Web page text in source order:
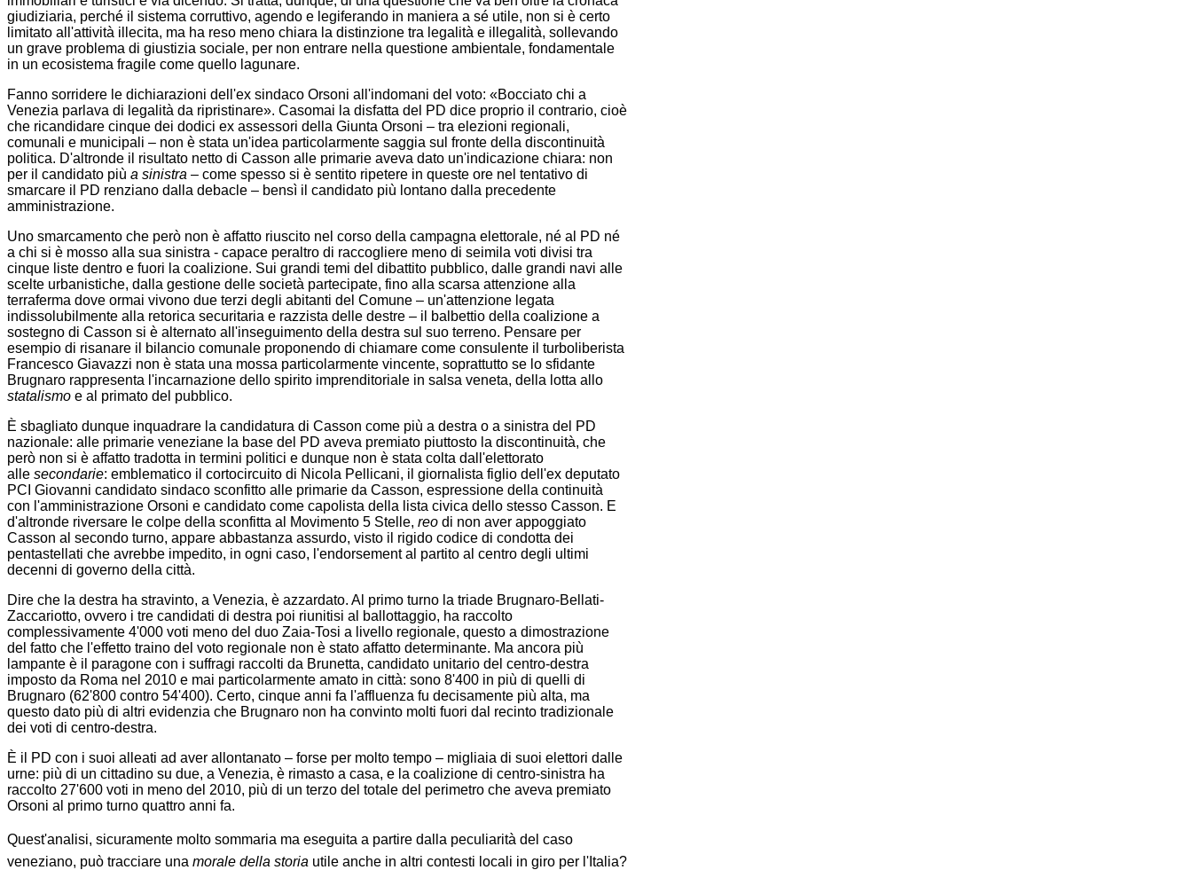
giudiziaria, perché il sistema corruttivo, agendo e legiferando in maniera a sé utile, non si è certo
limitato all'attività illecita, ma ha reso meno chiara la distinzione tra legalità e illegalità, sollevando
un grave problema di giustizia sociale, per non entrare nella questione ambientale, fondamentale
in un ecosistema fragile come quello lagunare.
Fanno sorridere le dichiarazioni dell'ex sindaco Orsoni all'indomani del voto: «Bocciato chi a
Venezia parlava di legalità da ripristinare». Casomai la disfatta del PD dice proprio il contrario, cioè
che ricandidare cinque dei dodici ex assessori della Giunta Orsoni – tra elezioni regionali,
comunali e municipali – non è stata un'idea particolarmente saggia sul fronte della discontinuità
politica. D'altronde il risultato netto di Casson alle primarie aveva dato un'indicazione chiara: non
per il candidato più a sinistra – come spesso si è sentito ripetere in queste ore nel tentativo di
smarcare il PD renziano dalla debacle – bensì il candidato più lontano dalla precedente
amministrazione.
Uno smarcamento che però non è affatto riuscito nel corso della campagna elettorale, né al PD né
a chi si è mosso alla sua sinistra - capace peraltro di raccogliere meno di seimila voti divisi tra
cinque liste dentro e fuori la coalizione. Sui grandi temi del dibattito pubblico, dalle grandi navi alle
scelte urbanistiche, dalla gestione delle società partecipate, fino alla scarsa attenzione alla
terraferma dove ormai vivono due terzi degli abitanti del Comune – un'attenzione legata
indissolubilmente alla retorica securitaria e razzista delle destre – il balbettio della coalizione a
sostegno di Casson si è alternato all'inseguimento della destra sul suo terreno. Pensare per
esempio di risanare il bilancio comunale proponendo di chiamare come consulente il turboliberista
Francesco Giavazzi non è stata una mossa particolarmente vincente, soprattutto se lo sfidante
Brugnaro rappresenta l'incarnazione dello spirito imprenditoriale in salsa veneta, della lotta allo
statalismo e al primato del pubblico.
È sbagliato dunque inquadrare la candidatura di Casson come più a destra o a sinistra del PD
nazionale: alle primarie veneziane la base del PD aveva premiato piuttosto la discontinuità, che
però non si è affatto tradotta in termini politici e dunque non è stata colta dall'elettorato
alle secondarie: emblematico il cortocircuito di Nicola Pellicani, il giornalista figlio dell'ex deputato
PCI Giovanni candidato sindaco sconfitto alle primarie da Casson, espressione della continuità
con l'amministrazione Orsoni e candidato come capolista della lista civica dello stesso Casson. E
d'altronde riversare le colpe della sconfitta al Movimento 5 Stelle, reo di non aver appoggiato
Casson al secondo turno, appare abbastanza assurdo, visto il rigido codice di condotta dei
pentastellati che avrebbe impedito, in ogni caso, l'endorsement al partito al centro degli ultimi
decenni di governo della città.
Dire che la destra ha stravinto, a Venezia, è azzardato. Al primo turno la triade Brugnaro-Bellati-
Zaccariotto, ovvero i tre candidati di destra poi riunitisi al ballottaggio, ha raccolto
complessivamente 4'000 voti meno del duo Zaia-Tosi a livello regionale, questo a dimostrazione
del fatto che l'effetto traino del voto regionale non è stato affatto determinante. Ma ancora più
lampante è il paragone con i suffragi raccolti da Brunetta, candidato unitario del centro-destra
imposto da Roma nel 2010 e mai particolarmente amato in città: sono 8'400 in più di quelli di
Brugnaro (62'800 contro 54'400). Certo, cinque anni fa l'affluenza fu decisamente più alta, ma
questo dato più di altri evidenzia che Brugnaro non ha convinto molti fuori dal recinto tradizionale
dei voti di centro-destra.
È il PD con i suoi alleati ad aver allontanato – forse per molto tempo – migliaia di suoi elettori dalle
urne: più di un cittadino su due, a Venezia, è rimasto a casa, e la coalizione di centro-sinistra ha
raccolto 27'600 voti in meno del 2010, più di un terzo del totale del perimetro che aveva premiato
Orsoni al primo turno quattro anni fa.
Quest'analisi, sicuramente molto sommaria ma eseguita a partire dalla peculiarità del caso
veneziano, può tracciare una morale della storia utile anche in altri contesti locali in giro per l'Italia?